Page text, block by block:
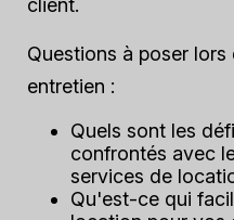
client.
Questions à poser
entretien :
Quels sont les
confrontés avec
services de
Qu'est-ce qui